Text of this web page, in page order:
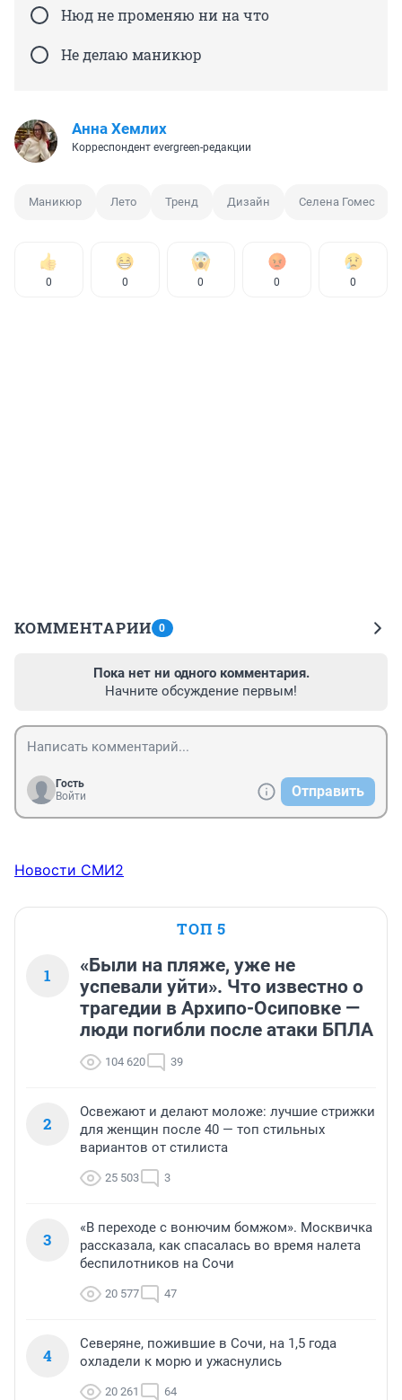
Нюд не променяю ни на что
Не делаю маникюр
Анна Хемлих
Корреспондент evergreen-редакции
Маникюр Лето Тренд Дизайн Селена Гомес
0 0 0 0 0
КОММЕНТАРИИ 0
Пока нет ни одного комментария.
Начните обсуждение первым!
Гость
Войти
Отправить
Новости СМИ2
ТОП 5
1
«Были на пляже, уже не
успевали уйти». Что известно о
трагедии в Архипо-Осиповке —
люди погибли после атаки БПЛА
104 620 39
2
Освежают и делают моложе: лучшие стрижки
для женщин после 40 — топ стильных
вариантов от стилиста
25 503 3
3
«В переходе с вонючим бомжом». Москвичка
рассказала, как спасалась во время налета
беспилотников на Сочи
20 577 47
4
Северяне, пожившие в Сочи, на 1,5 года
охладели к морю и ужаснулись
20 261 64